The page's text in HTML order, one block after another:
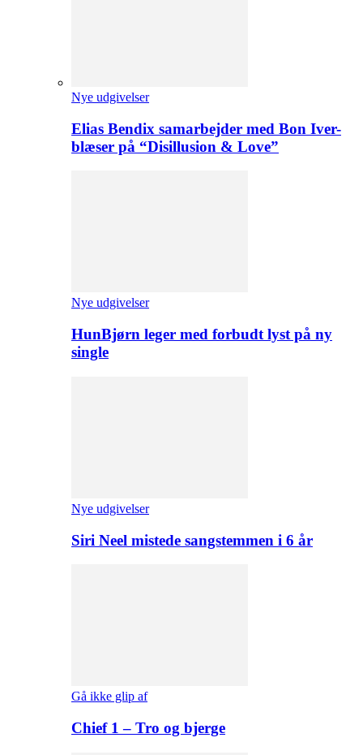
Nye udgivelser
Elias Bendix samarbejder med Bon Iver-
blæser på “Disillusion & Love”
Nye udgivelser
HunBjørn leger med forbudt lyst på ny
single
Nye udgivelser
Siri Neel mistede sangstemmen i 6 år
Gå ikke glip af
Chief 1 – Tro og bjerge